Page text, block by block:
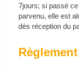
7jours; si passé
parvenu, elle est
dès réception du